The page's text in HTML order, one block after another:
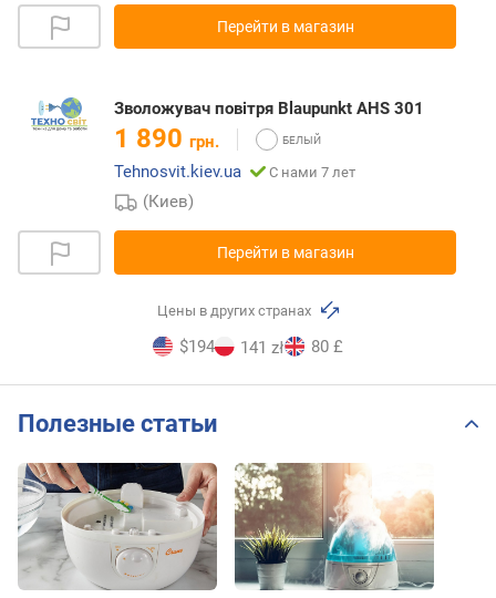
Перейти в магазин
Зволожувач повітря Blaupunkt AHS 301
1 890 грн.
Tehnosvit.kiev.ua
С нами 7 лет
(Киев)
Перейти в магазин
Цены в других странах
$194 141 zł 80 £
Полезные статьи